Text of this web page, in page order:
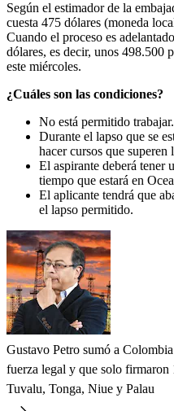
Según el estimador de la
cuesta 475 dólares (moneda
Cuando el proceso es
dólares, es decir, unos 498.500
este miércoles.
¿Cuáles son las condiciones?
No está permitido trabajar.
Durante el lapso que se
hacer cursos que superen
El aspirante deberá tener
tiempo que estará en
El aplicante tendrá que
el lapso permitido.
Gustavo Petro sumó a
fuerza legal y que solo firmaron
Tuvalu, Tonga, Niue y Palau